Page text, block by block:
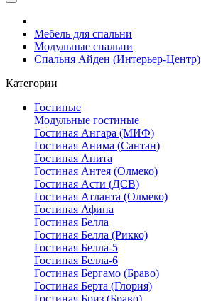
Мебель для спальни
Модульные спальни
Спальня Айден (Интерьер-Центр)
Категории
Гостиные
Модульные гостиные
Гостиная Ангара (МИФ)
Гостиная Анима (Сантан)
Гостиная Анита
Гостиная Антея (Олмеко)
Гостиная Асти (ДСВ)
Гостиная Атланта (Олмеко)
Гостиная Афина
Гостиная Белла
Гостиная Белла (Рикко)
Гостиная Белла-5
Гостиная Белла-6
Гостиная Бергамо (Браво)
Гостиная Берта (Глория)
Гостиная Бриз (Браво)